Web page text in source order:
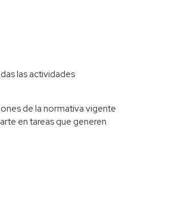
las actividades
de la normativa vigente
en tareas que generen